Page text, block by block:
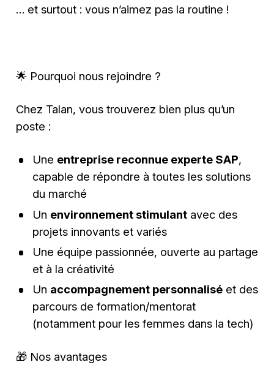
… et surtout : vous n’aimez pas la routine !
🌟 Pourquoi nous rejoindre ?
Chez Talan, vous trouverez bien plus qu’un
poste :
Une entreprise reconnue experte SAP,
capable de répondre à toutes les solutions
du marché
Un environnement stimulantavec des
projets innovants et variés
Une équipe passionnée, ouverte au partage
et à la créativité
Un accompagnement personnaliséet des
parcours de formation/mentorat
(notamment pour les femmes dans la tech)
🎁 Nos avantages